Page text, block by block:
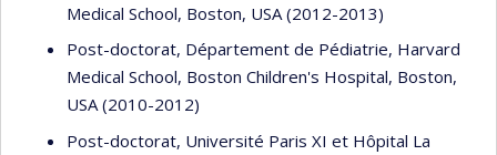
Medical School, Boston, USA (2012-2013)
Post-doctorat, Département de Pédiatrie, Harvard
Medical School, Boston Children's Hospital, Boston,
USA (2010-2012)
Post-doctorat, Université Paris XI et Hôpital La